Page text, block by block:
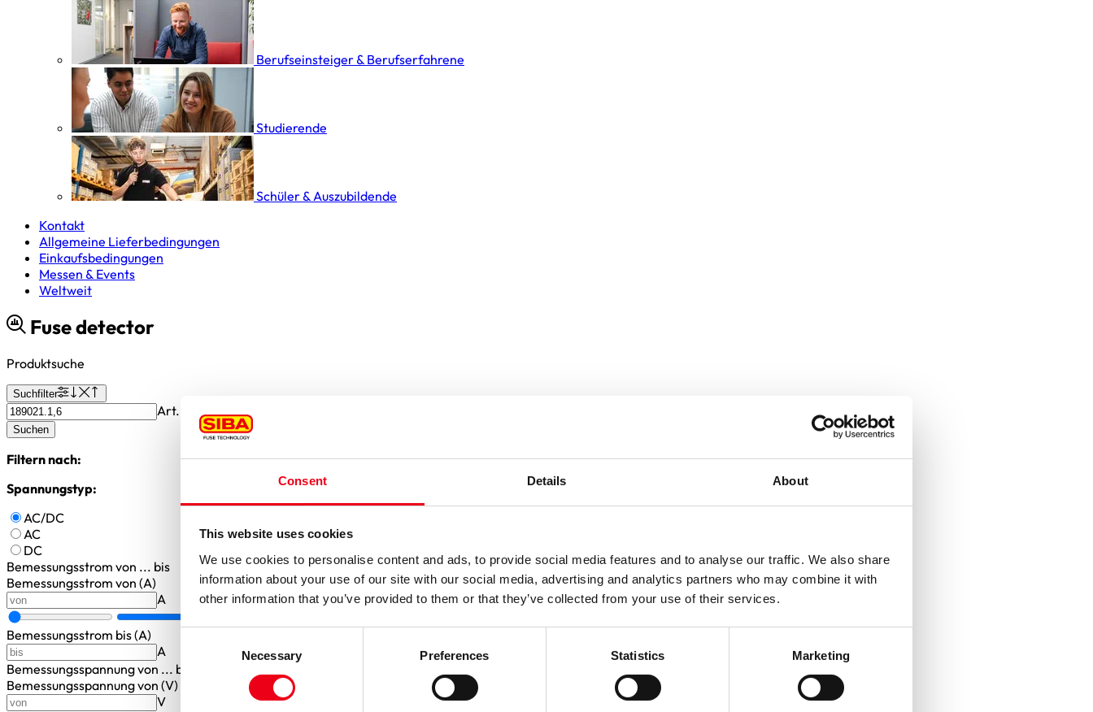
Consent Details About
This website uses cookies
We use cookies to personalise content and ads, to provide social media features and to analyse our traffic. We also share
information about your use of our site with our social media, advertising and analytics partners who may combine it with
other information that you’ve provided to them or that they’ve collected from your use of their services.
Necessary Preferences Statistics Marketing
Berufseinsteiger & Berufserfahrene
Studierende
Schüler & Auszubildende
Kontakt
Allgemeine Lieferbedingungen
Einkaufsbedingungen
Messen & Events
Weltweit
Fuse detector
Produktsuche
Suchfilter
Art.-Nr oder gesuchte Werte oder Suchbegriffe eintragen
Suchen
Filtern nach:
Spannungstyp:
AC/DC
AC
DC
Bemessungsstrom von ... bis
Bemessungsstrom von (A)
A
Bemessungsstrom bis (A)
A
Bemessungsspannungvon ... bis
Bemessungsspannung von (V)
V